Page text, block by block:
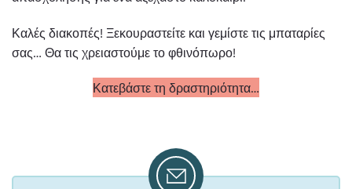
Καλές διακοπές! Ξεκουραστείτε και γεμίστε τις μπαταρίες
σας… Θα τις χρειαστούμε το φθινόπωρο!
Κατεβάστε τη δραστηριότητα…